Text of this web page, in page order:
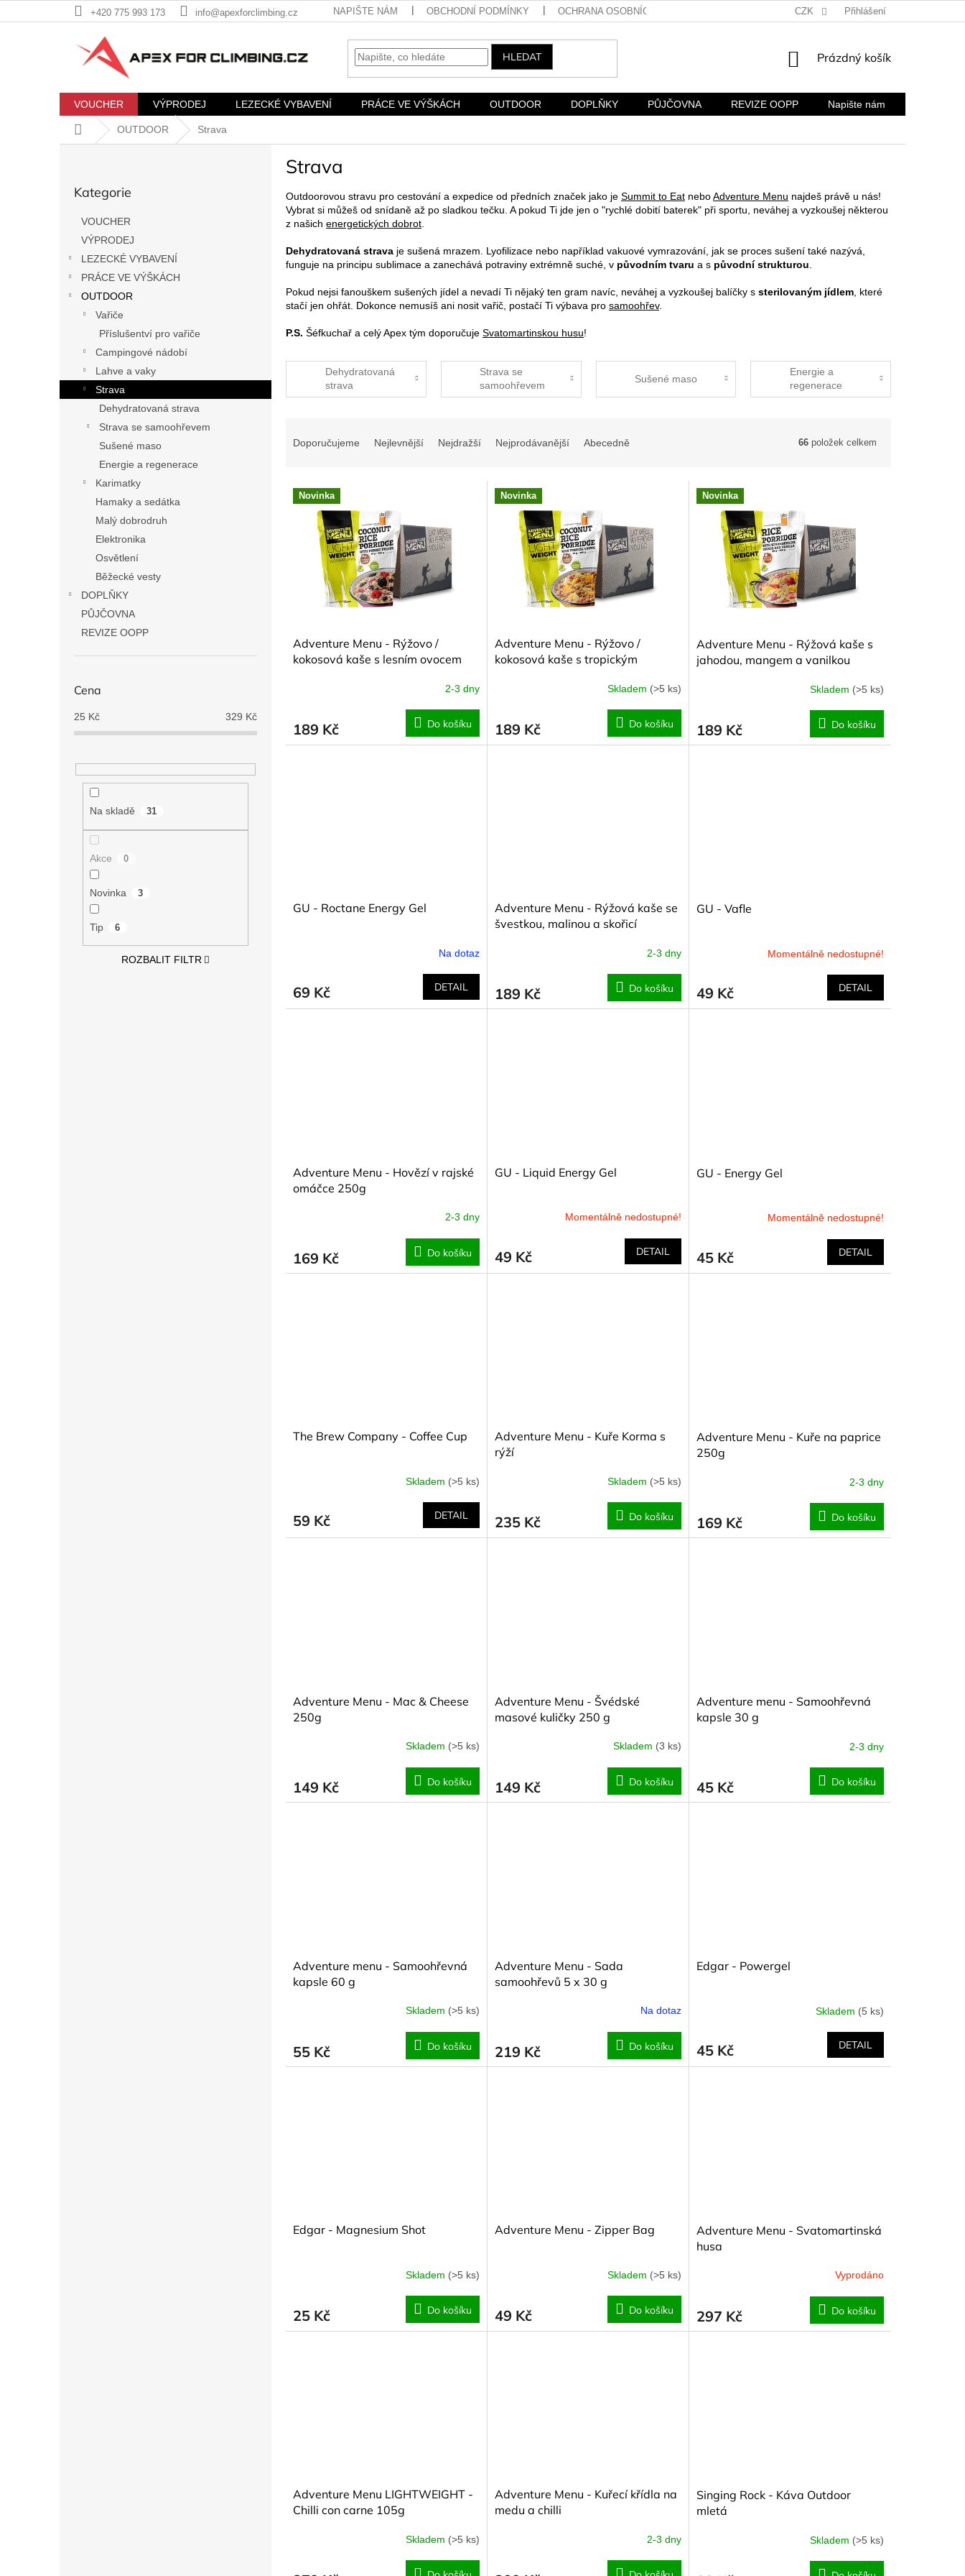
na
+420 775 993 173 info@apexforclimbing.cz NAPIŠTE NÁM OBCHODNÍ PODMÍNKY OCHRANA OSOBNÍCH ÚDAJŮ KONTAKTY A FIREMNÍ ÚDAJE REKLAMACE A
CZK Přihlášení
HLEDAT
NÁKUPNÍ
Prázdný košík
VOUCHER VÝPRODEJ LEZECKÉ VYBAVENÍ PRÁCE VE VÝŠKÁCH OUTDOOR DOPLŇKY PŮJČOVNA REVIZE OOPP Napište nám
Domů OUTDOOR Strava
kategorie
Kategorie
VOUCHER
VÝPRODEJ
LEZECKÉ VYBAVENÍ
PRÁCE VE VÝŠKÁCH
OUTDOOR
Vařiče
Příslušentví pro vařiče
Campingové nádobí
Lahve a vaky
Strava
Dehydratovaná strava
Strava se samoohřevem
Sušené maso
Energie a regenerace
Karimatky
Hamaky a sedátka
Malý dobrodruh
Elektronika
Osvětlení
Běžecké vesty
DOPLŇKY
PŮJČOVNA
REVIZE OOPP
Cena
25 Kč 329 Kč
Na skladě 31
Akce 0
Novinka 3
Tip 6
ROZBALIT FILTR
Strava
Outdoorovou stravu pro cestování a expedice od předních značek jako je Summit to Eat neboAdventure Menu najdeš právě u nás!
Vybrat si můžeš od snídaně až po sladkou tečku. A pokud Ti jde jen o "rychlé dobití baterek" při sportu, neváhej a vyzkoušej některou
z našich energetických dobrot
Dehydratovaná strava je sušená mrazem. Lyofilizace nebo například vakuové vymrazování, jak se proces sušení také nazývá,
funguje na principu sublimace a zanechává potraviny extrémně suché, v původním tvaru a s původní strukturou
Pokud nejsi fanouškem sušených jídel a nevadí Ti nějaký ten gram navíc, neváhej a vyzkoušej balíčky s sterilovaným jídlem , které
stačí jen ohřát. Dokonce nemusíš ani nosit vařič, postačí Ti výbava pro samoohřev.
P.S. Šéfkuchař a celý Apex tým doporučuje Svatomartinskou husu!
Dehydratovaná
strava
Strava se
samoohřevem
Sušené maso
Energie a
regenerace
n
Doporučujeme Nejlevnější Nejdražší Nejprodávanější Abecedně 66 položek celkem
V Novinka
Adventure Menu - Rýžovo /
kokosová kaše s lesním ovocem
2-3 dny
189 Kč Do košíku
Novinka
Adventure Menu - Rýžovo /
kokosová kaše s tropickým
Skladem (>5 ks)
189 Kč Do košíku
Novinka
Adventure Menu - Rýžová kaše s
jahodou, mangem a vanilkou
Skladem (>5 ks)
189 Kč Do košíku
GU - Roctane Energy Gel
Na dotaz
69 Kč DETAIL
Adventure Menu - Rýžová kaše se
švestkou, malinou a skořicí
2-3 dny
189 Kč Do košíku
GU - Vafle
Momentálně nedostupné!
49 Kč DETAIL
Adventure Menu - Hovězí v rajské
omáčce 250g
2-3 dny
169 Kč Do košíku
GU - Liquid Energy Gel
Momentálně nedostupné!
49 Kč DETAIL
GU - Energy Gel
Momentálně nedostupné!
45 Kč DETAIL
The Brew Company - Coffee Cup
Skladem (>5 ks)
59 Kč DETAIL
Adventure Menu - Kuře Korma s
rýží
Skladem (>5 ks)
235 Kč Do košíku
Adventure Menu - Kuře na paprice
250g
2-3 dny
169 Kč Do košíku
Adventure Menu - Mac & Cheese
250g
Skladem (>5 ks)
149 Kč Do košíku
Adventure Menu - Švédské
masové kuličky 250 g
Skladem (3 ks)
149 Kč Do košíku
Adventure menu - Samoohřevná
kapsle 30 g
2-3 dny
45 Kč Do košíku
Adventure menu - Samoohřevná
kapsle 60 g
Skladem (>5 ks)
55 Kč Do košíku
Adventure Menu - Sada
samoohřevů 5 x 30 g
Na dotaz
219 Kč Do košíku
Edgar - Powergel
Skladem (5 ks)
45 Kč DETAIL
Edgar - Magnesium Shot
Skladem (>5 ks)
25 Kč Do košíku
Adventure Menu - Zipper Bag
Skladem (>5 ks)
49 Kč Do košíku
Adventure Menu - Svatomartinská
husa
Vyprodáno
297 Kč Do košíku
Adventure Menu LIGHTWEIGHT -
Chilli con carne 105g
Skladem (>5 ks)
Adventure Menu - Kuřecí křídla na
medu a chilli
2-3 dny
Singing Rock - Káva Outdoor
mletá
Skladem (>5 ks)